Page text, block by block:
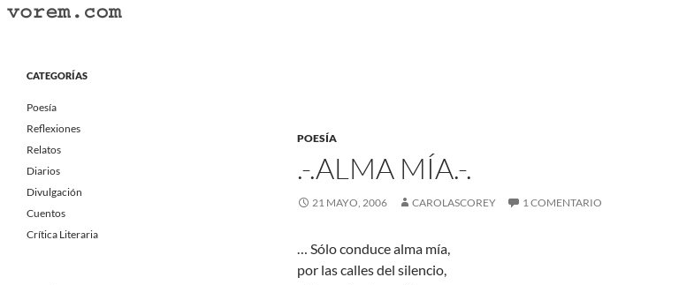
Saltar
POESÍA
.-.ALMA MÍA.-.
21 MAYO, 2006 CAROLASCOREY 1 COMENTARIO
… Sólo conduce alma mía,
por las calles del silencio,
Portal Literario Independiente
CATEGORÍAS
Poesía
Reflexiones
Relatos
Diarios
Divulgación
Cuentos
Crítica Literaria